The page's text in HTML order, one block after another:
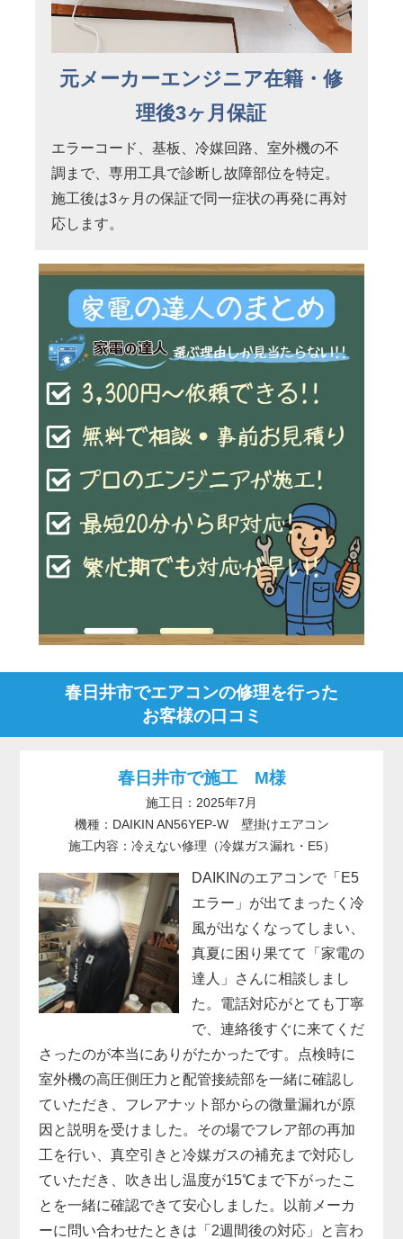
元メーカーエンジニア在籍・修
理後3ヶ月保証
エラーコード、基板、冷媒回路、室外機の不
調まで、専用工具で診断し故障部位を特定。
施工後は3ヶ月の保証で同一症状の再発に再対
応します。
春日井市でエアコンの修理を行った
お客様の口コミ
春日井市で施工 M様
施工日：2025年7月
機種：DAIKIN AN56YEP-W 壁掛けエアコン
施工内容：冷えない修理（冷媒ガス漏れ・E5）
DAIKINのエアコンで「E5
エラー」が出てまったく冷
風が出なくなってしまい、
真夏に困り果てて「家電の
達人」さんに相談しまし
た。電話対応がとても丁寧
で、連絡後すぐに来てくだ
さったのが本当にありがたかったです。点検時に
室外機の高圧側圧力と配管接続部を一緒に確認し
ていただき、フレアナット部からの微量漏れが原
因と説明を受けました。その場でフレア部の再加
工を行い、真空引きと冷媒ガスの補充まで対応し
ていただき、吹き出し温度が15℃まで下がったこ
とを一緒に確認できて安心しました。以前メーカ
ーに問い合わせたときは「2週間後の対応」と言わ